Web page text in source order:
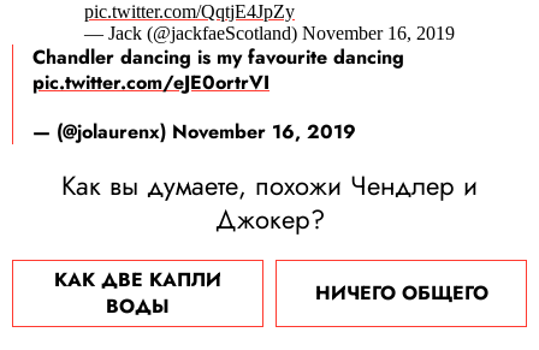
pic.twitter.com/QqtjE4JpZy
— Jack (@jackfaeScotland) November 16, 2019
Chandler dancing is my favourite dancing
pic.twitter.com/eJE0ortrVI
— (@jolaurenx) November 16, 2019
Как вы думаете, похожи Чендлер и
Джокер?
КАК ДВЕ КАПЛИ
ВОДЫ
НИЧЕГО ОБЩЕГО